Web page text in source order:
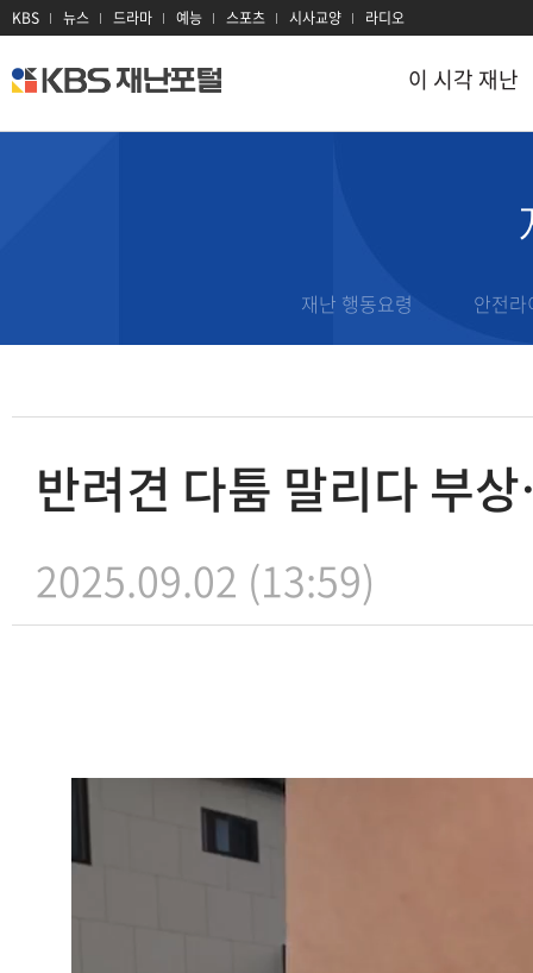
KBS 뉴스 드라마 예능 스포츠 시사교양 라디오
kbs
재
이 시각 재난
호우
산사태
감염병
전력
방사선
이 시각 현장
재난문자
과거 재난기록
재난 유관기관
재난 행동요령 안전
반려견 다툼 말리다 부
2025.09.02 (13:59)